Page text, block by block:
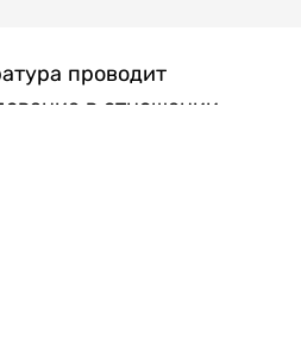
проводит
в отношении